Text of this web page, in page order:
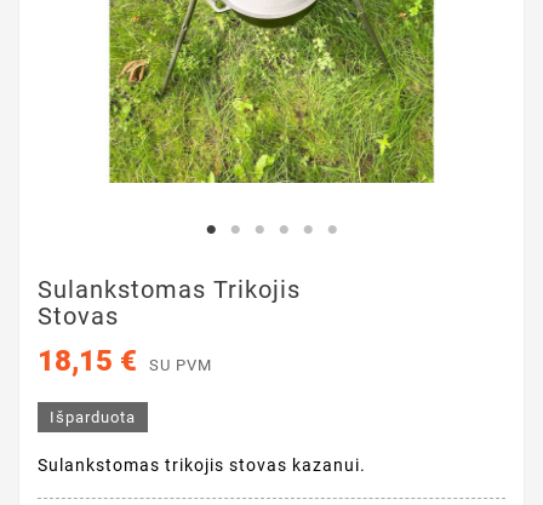
Sulankstomas Trikojis
Stovas
18,15 € SU PVM
Išparduota
Sulankstomas trikojis stovas kazanui.